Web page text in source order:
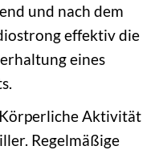
und nach dem
effektiv die
eines
Körperliche Aktivität
Regelmäßige